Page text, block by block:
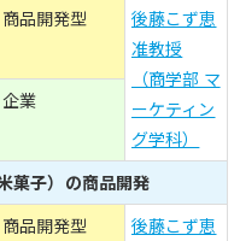
商品開発型
後藤こず恵
准教授
（商学部 マ
ーケティン
グ学科）
企業
菓子）の商品開発
商品開発型
後藤こず恵